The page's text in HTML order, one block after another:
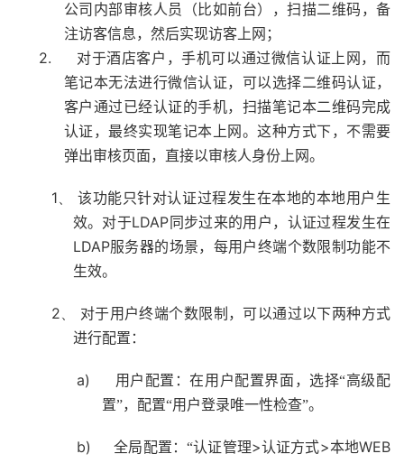
公司内部审核人员（比如前台），扫描二维码，备
注访客信息，然后实现访客上网；
2.
对于酒店客户，手机可以通过微信认证上网，而
笔记本无法进行微信认证，可以选择二维码认证，
客户通过已经认证的手机，扫描笔记本二维码完成
认证，最终实现笔记本上网。这种方式下，不需要
弹出审核页面，直接以审核人身份上网。
1、
该功能只针对认证过程发生在本地的本地用户生
效。对于LDAP 同步过来的用户，认证过程发生在
LDAP服务器的场景，每用户终端个数限制功能不
生效。
2、
对于用户终端个数限制，可以通过以下两种方式
进行配置：
a)
用户配置：在用户配置界面，选择“高级配
置”，配置“用户登录唯一性检查”。
b) 全局配置：“认证管理>认证方式>本地WEB